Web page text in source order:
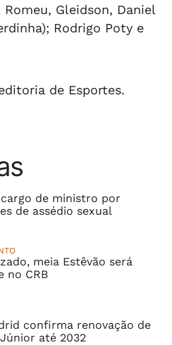
Romeu, Gleidson, Daniel
Rodrigo Poty e
de Esportes.
de ministro por
de assédio sexual
meia Estêvão será
no CRB
confirma renovação de
até 2032